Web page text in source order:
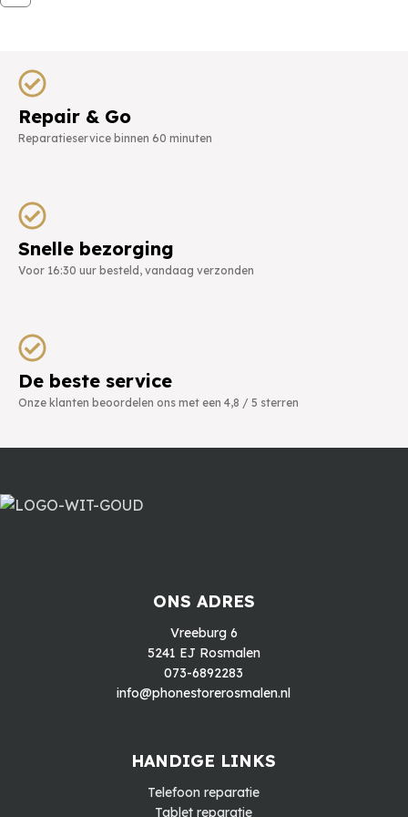
Repair & Go
Reparatieservice binnen 60 minuten
Snelle bezorging
Voor 16:30 uur besteld, vandaag verzonden
De beste service
Onze klanten beoordelen ons met een 4,8 / 5 sterren
ONS ADRES
Vreeburg 6
5241 EJ Rosmalen
073-6892283
info@phonestorerosmalen.nl
HANDIGE LINKS
Telefoon reparatie
Tablet reparatie